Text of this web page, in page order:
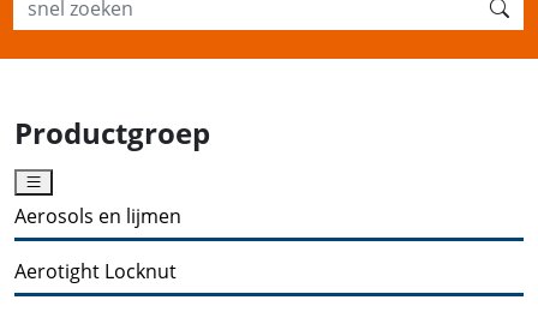
Productgroep
Aerosols en lijmen
Aerotight Locknut